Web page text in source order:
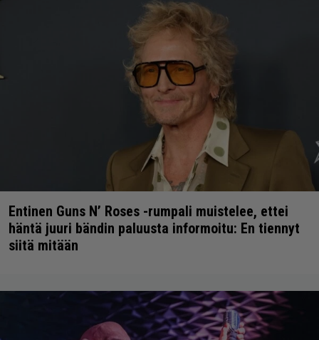
Entinen Guns N’ Roses -rumpali muistelee, ettei
häntä juuri bändin paluusta informoitu: En tiennyt
siitä mitään